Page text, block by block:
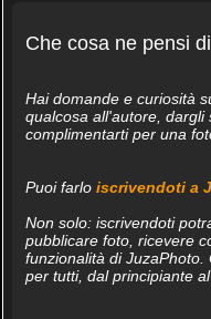
Che cosa ne pensi
Hai domande e curiosità
qualcosa all'autore,
complimentarti per una
Puoi farlo iscrivendoti a
Non solo: iscrivendoti
pubblicare foto, ricevere
funzionalità di
per tutti, dal principiante